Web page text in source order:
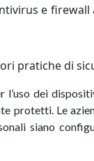
e
pratiche di
dei
protetti. Le
siano